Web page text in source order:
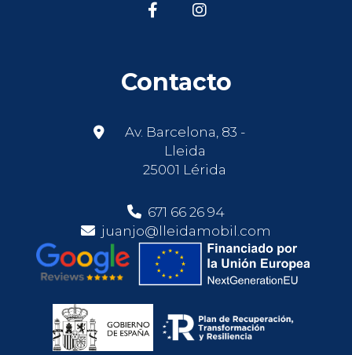
Contacto
Av. Barcelona, 83 -
Lleida
25001 Lérida
671 66 26 94
juanjo@lleidamobil.com